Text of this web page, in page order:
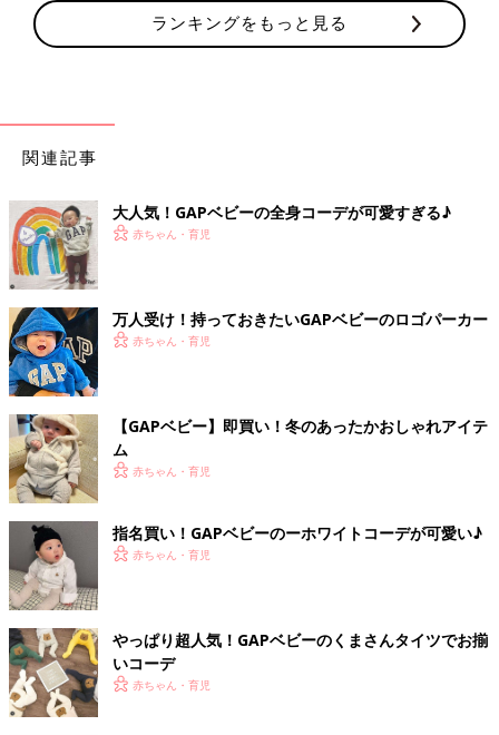
ランキングをもっと見る
関連記事
大人気！GAPベビーの全身コーデが可愛すぎる♪
赤ちゃん・育児
万人受け！持っておきたいGAPベビーのロゴパーカー
赤ちゃん・育児
【GAPベビー】即買い！冬のあったかおしゃれアイテ
ム
赤ちゃん・育児
指名買い！GAPベビーのーホワイトコーデが可愛い♪
赤ちゃん・育児
やっぱり超人気！GAPベビーのくまさんタイツでお揃
いコーデ
赤ちゃん・育児